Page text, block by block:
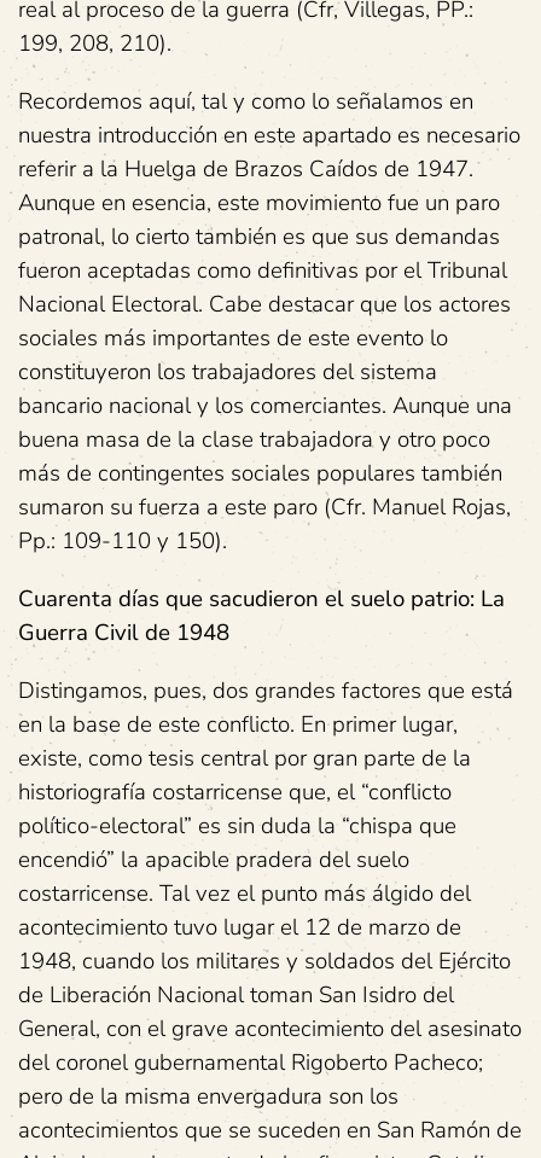
real al proceso de la guerra (Cfr, Villegas, PP.:
199, 208, 210).
Recordemos aquí, tal y como lo señalamos en
nuestra introducción en este apartado es necesario
referir a la Huelga de Brazos Caídos de 1947.
Aunque en esencia, este movimiento fue un paro
patronal, lo cierto también es que sus demandas
fueron aceptadas como definitivas por el Tribunal
Nacional Electoral. Cabe destacar que los actores
sociales más importantes de este evento lo
constituyeron los trabajadores del sistema
bancario nacional y los comerciantes. Aunque una
buena masa de la clase trabajadora y otro poco
más de contingentes sociales populares también
sumaron su fuerza a este paro (Cfr. Manuel Rojas,
Pp.: 109-110 y 150).
Cuarenta días que sacudieron el suelo patrio: La
Guerra Civil de 1948
Distingamos, pues, dos grandes factores que está
en la base de este conflicto. En primer lugar,
existe, como tesis central por gran parte de la
historiografía costarricense que, el “conflicto
político-electoral” es sin duda la “chispa que
encendió” la apacible pradera del suelo
costarricense. Tal vez el punto más álgido del
acontecimiento tuvo lugar el 12 de marzo de
1948, cuando los militares y soldados del Ejército
de Liberación Nacional toman San Isidro del
General, con el grave acontecimiento del asesinato
del coronel gubernamental Rigoberto Pacheco;
pero de la misma envergadura son los
acontecimientos que se suceden en San Ramón de